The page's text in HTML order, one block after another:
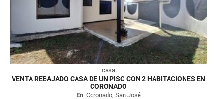
casa
VENTA REBAJADO CASA DE UN PISO CON 2 HABITACIONES EN
CORONADO
En: Coronado, San José